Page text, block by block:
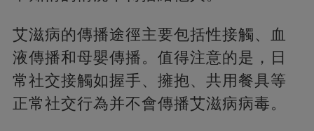
艾滋病的傳播途徑主要包括性接觸、血
液傳播和母嬰傳播。值得注意的是，日
常社交接觸如握手、擁抱、共用餐具等
正常社交行為并不會傳播艾滋病病毒。